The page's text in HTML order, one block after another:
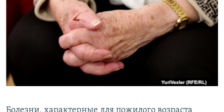
СИБИРЬ.РЕАЛИИ
РАСПИСАНИЕ ВЕЩАНИЯ
ПОДПИШИТЕСЬ НА РАССЫЛКУ
СОЦИАЛЬНЫЕ СЕТИ